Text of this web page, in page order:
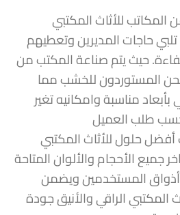
المكاتب للأثاث المكتبي
حاجات المديرين وتعطيهم
حيث يتم صناعة المكتب من
المستوردون للخشب مما
بأبعاد مناسبة وامكانيه تغير
حسب طلب العميل
حلول للأثاث المكتبي
جميع الأحجام والألوان المتاحة
المستخدمين ويضمن
الراقي والأنيق جودة